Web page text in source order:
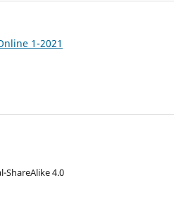
1-2021
ShareAlike 4.0